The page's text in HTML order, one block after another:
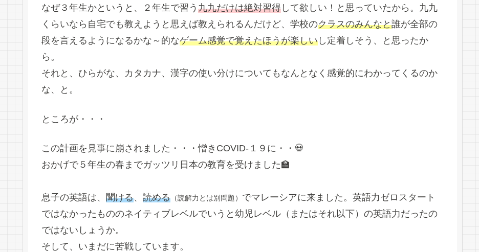
なぜ３年生かというと、２年生で習う 九九だけは絶対習得 して欲しい！と思っていたから。九九
くらいなら自宅でも教えようと思えば教えられるんだけど、学校のクラスのみんなと誰が全部の
段を言えるようになるかな～的なゲーム感覚で覚えたほうが楽しい し定着しそう、と思ったか
ら。
それと、ひらがな、カタカナ、漢字の使い分けについてもなんとなく感覚的にわかってくるのか
な、と。
ところが・・・
この計画を見事に崩されました・・・憎きCOVID-１９に・・💀
おかげで５年生の春までガッツリ日本の教育を受けました🏫
息子の英語は、 聞ける、 読める （読解力とは別問題） でマレーシアに来ました。英語力ゼロスタート
ではなかったもののネイティブレベルでいうと幼児レベル（またはそれ以下）の英語力だったの
ではないしょうか。
そして、いまだに苦戦しています。